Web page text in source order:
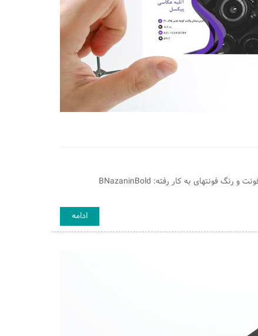
فایل و قالب لایه باز کارت ویزیت مخصوص عکاسی و آتلیه تک رو با قابلیت تغییر اندازه ، فونت و رنگ فونتهای به کار رفته: BNazaninBold
ادامه